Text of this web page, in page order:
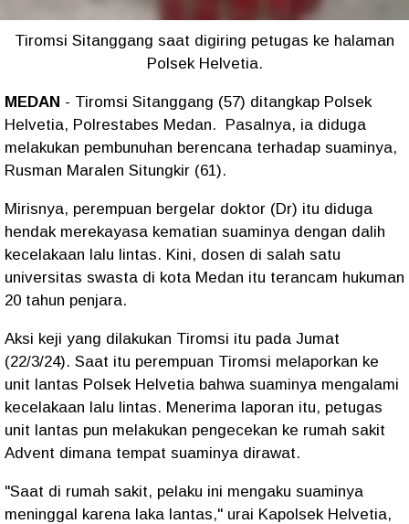
Tiromsi Sitanggang saat digiring petugas ke halaman
Polsek Helvetia.
MEDAN - Tiromsi Sitanggang (57) ditangkap Polsek
Helvetia, Polrestabes Medan. Pasalnya, ia diduga
melakukan pembunuhan berencana terhadap suaminya,
Rusman Maralen Situngkir (61).
Mirisnya, perempuan bergelar doktor (Dr) itu diduga
hendak merekayasa kematian suaminya dengan dalih
kecelakaan lalu lintas. Kini, dosen di salah satu
universitas swasta di kota Medan itu terancam hukuman
20 tahun penjara.
Aksi keji yang dilakukan Tiromsi itu pada Jumat
(22/3/24). Saat itu perempuan Tiromsi melaporkan ke
unit lantas Polsek Helvetia bahwa suaminya mengalami
kecelakaan lalu lintas. Menerima laporan itu, petugas
unit lantas pun melakukan pengecekan ke rumah sakit
Advent dimana tempat suaminya dirawat.
"Saat di rumah sakit, pelaku ini mengaku suaminya
meninggal karena laka lantas," urai Kapolsek Helvetia,